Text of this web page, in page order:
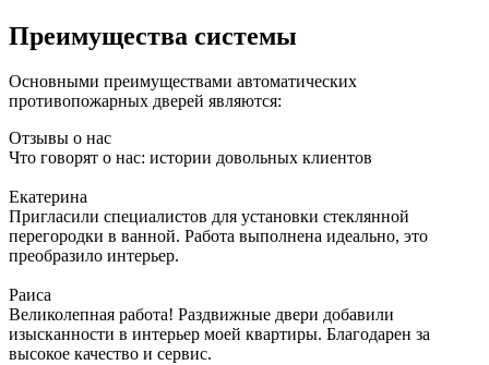
Преимущества системы
Основными преимуществами автоматических
противопожарных дверей являются:
Отзывы о нас
Что говорят о нас: истории довольных клиентов
Екатерина
Пригласили специалистов для установки стеклянной
перегородки в ванной. Работа выполнена идеально, это
преобразило интерьер.
Раиса
Великолепная работа! Раздвижные двери добавили
изысканности в интерьер моей квартиры. Благодарен за
высокое качество и сервис.